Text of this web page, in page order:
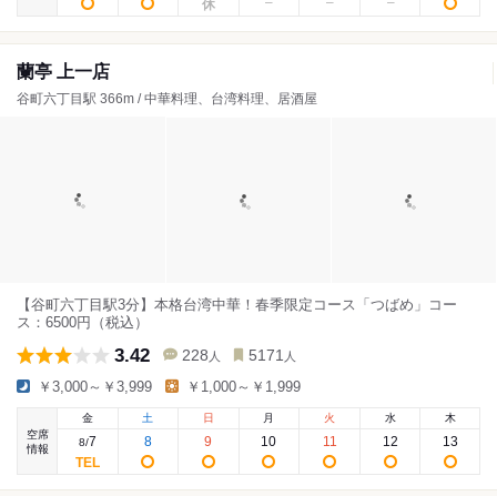
蘭亭 上一店
谷町六丁目駅 366m / 中華料理、台湾料理、居酒屋
【谷町六丁目駅3分】本格台湾中華！春季限定コース「つばめ」コー
ス：6500円（税込）
3.42 228 人 5171 人
￥3,000～￥3,999 ￥1,000～￥1,999
空席
情報
金
8/7
土
8
日
9
月
10
火
11
水
12
木
13